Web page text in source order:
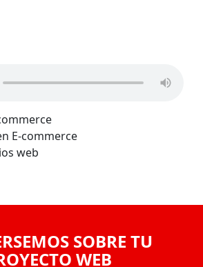
E-commerce
web
SOBRE TU
WEB